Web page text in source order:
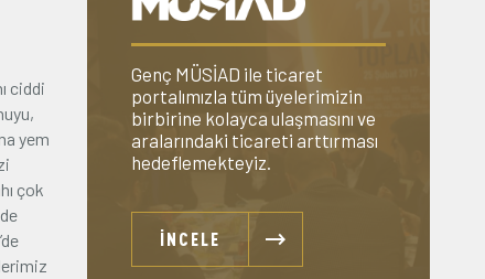
ciddi
yem
çok
Genç MÜSİAD ile ticaret
portalımızla tüm üyelerimizin
birbirine kolayca ulaşmasını ve
aralarındaki ticareti arttırması
hedeflemekteyiz.
İNCELE